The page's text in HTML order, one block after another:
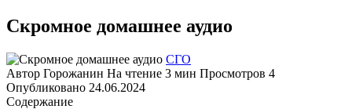
Скромное домашнее аудио
СГО
Автор Горожанин На чтение 3 мин Просмотров 4
Опубликовано 24.06.2024
Содержание